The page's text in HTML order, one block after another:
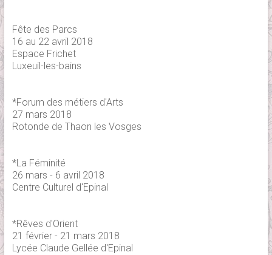
Fête des Parcs
16 au 22 avril 2018
Espace Frichet
Luxeuil-les-bains
*Forum des métiers d'Arts
27 mars 2018
Rotonde de Thaon les Vosges
*La Féminité
26 mars - 6 avril 2018
Centre Culturel d'Epinal
*Rêves d'Orient
21 février - 21 mars 2018
Lycée Claude Gellée d'Epinal